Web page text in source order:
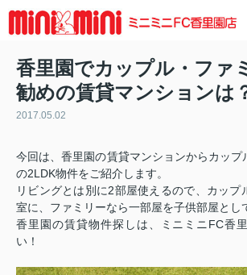
香里園でカップル・ファ
勧めの賃貸マンションは
2017.05.02
今回は、香里園の賃貸マンションからカップ
の2LDK物件をご紹介します。
リビングとは別に2部屋使えるので、カップ
室に、ファミリーなら一部屋を子供部屋とし
香里園の賃貸物件探しは、ミニミニ FC香
い！